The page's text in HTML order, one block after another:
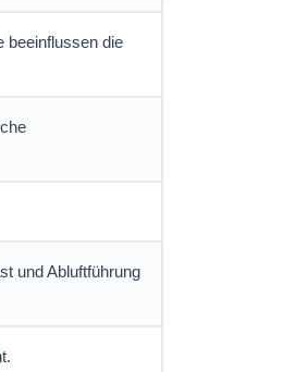
beeinflussen die
und Abluftführung